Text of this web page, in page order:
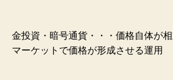
金投資・暗号通貨・・・価格自体が
マーケットで価格が形成させる運用